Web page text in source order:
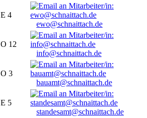
E 4
ewo@schnaittach.de
O 12
info@schnaittach.de
O 3
bauamt@schnaittach.de
E 5
standesamt@schnaittach.de